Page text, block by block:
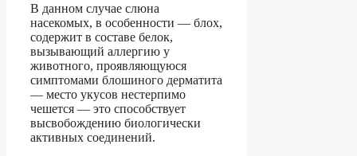
В данном случае слюна
насекомых, в особенности — блох,
содержит в составе белок,
вызывающий аллергию у
животного, проявляющуюся
симптомами блошиного дерматита
— место укусов нестерпимо
чешется — это способствует
высвобождению биологически
активных соединений.